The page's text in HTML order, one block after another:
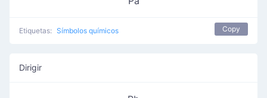
Etiquetas: Símbolos químicos Copy
Dirigir